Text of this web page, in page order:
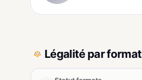
Légalité par format